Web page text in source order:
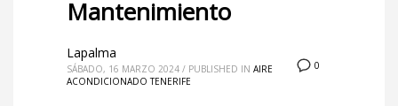
Mantenimiento
0
Lapalma
SÁBADO, 16 MARZO 2024 / PUBLISHED IN AIRE
ACONDICIONADO TENERIFE